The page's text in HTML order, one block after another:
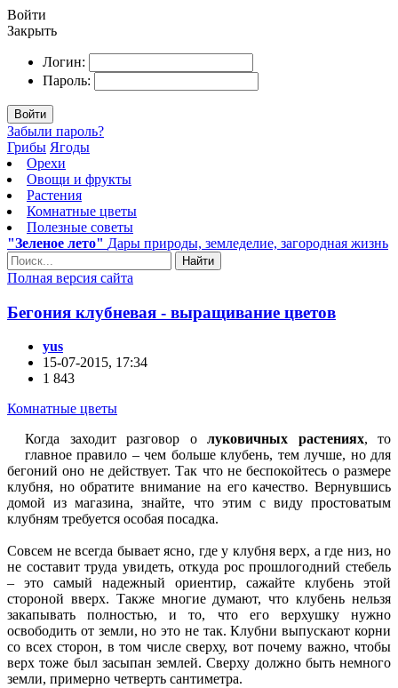
Войти
Закрыть
Логин:
Пароль:
Войти
Забыли пароль?
Грибы Ягоды
Орехи
Овощи и фрукты
Растения
Комнатные цветы
Полезные советы
"Зеленое лето" Дары природы, земледелие, загородная жизнь
Найти
Полная версия сайта
Бегония клубневая - выращивание цветов
yus
15-07-2015, 17:34
1 843
Комнатные цветы
Когда заходит разговор о луковичных растениях, то
главное правило – чем больше клубень, тем лучше, но для
бегоний оно не действует. Так что не беспокойтесь о размере
клубня, но обратите внимание на его качество. Вернувшись
домой из магазина, знайте, что этим с виду простоватым
клубням требуется особая посадка.
Совсем не всегда бывает ясно, где у клубня верх, а где низ, но
не составит труда увидеть, откуда рос прошлогодний стебель
– это самый надежный ориентир, сажайте клубень этой
стороной вверх. Также многие думают, что клубень нельзя
закапывать полностью, и то, что его верхушку нужно
освободить от земли, но это не так. Клубни выпускают корни
со всех сторон, в том числе сверху, вот почему важно, чтобы
верх тоже был засыпан землей. Сверху должно быть немного
земли, примерно четверть сантиметра.